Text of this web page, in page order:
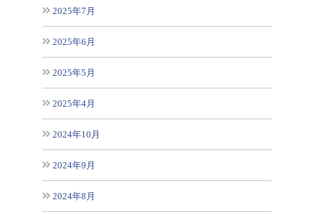
2025年7月
2025年6月
2025年5月
2025年4月
2024年10月
2024年9月
2024年8月